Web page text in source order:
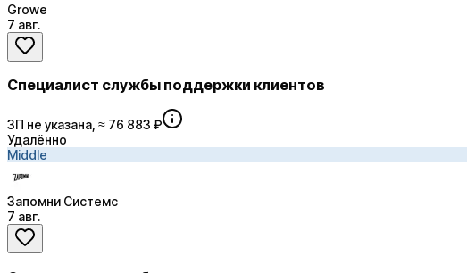
Growe
7 авг.
Специалист службы поддержки клиентов
ЗП не указана, ≈ 76 883 ₽
Удалённо
Middle
Запомни Системс
7 авг.